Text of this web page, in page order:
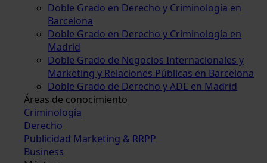
Doble Grado en Derecho y Criminología en
Barcelona
Doble Grado en Derecho y Criminología en
Madrid
Doble Grado de Negocios Internacionales y
Marketing y Relaciones Públicas en Barcelona
Doble Grado de Derecho y ADE en Madrid
Áreas de conocimiento
Criminología
Derecho
Publicidad Marketing & RRPP
Business